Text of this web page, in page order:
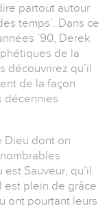
partout autour
temps’. Dans ce
’90, Derek
de la
découvrirez qu’il
de la façon
décennies
Dieu dont on
Sauveur, qu’il
est plein de grâce.
ont pourtant leurs